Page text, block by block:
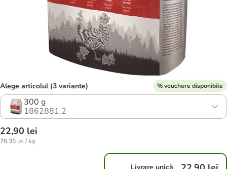
Alege articolul (3 variante) % vouchere disponibile
300 g
1862881.2
22,90 lei
76,35 lei / kg